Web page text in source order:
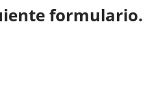
formulario.